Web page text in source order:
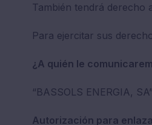
También tendrá derecho
Para ejercitar sus
¿A quién le
“BASSOLS ENERGIA,
Autorización para